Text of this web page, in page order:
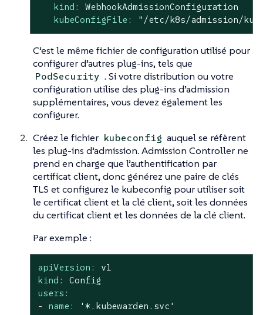
kind:
WebhookAdmissionConfiguration
kubeConfigFile:
"/etc/k8s/admission/
C’est le même fichier de configuration utilisé pour
configurer d’autres plug-ins, tels que
PodSecurity . Si votre distribution ou votre
configuration utilise des plug-ins d’admission
supplémentaires, vous devez également les
configurer.
Créez le fichier kubeconfig auquel se réfèrent
les plug-ins d’admission. Admission Controller ne
prend en charge que l’authentification par
certificat client, donc générez une paire de clés
TLS et configurez le kubeconfig pour utiliser soit
le certificat client et la clé client, soit les données
du certificat client et les données de la clé client.
Par exemple :
apiVersion:
v1
kind:
Config
users:
-
name:
'*.kubewarden.svc'